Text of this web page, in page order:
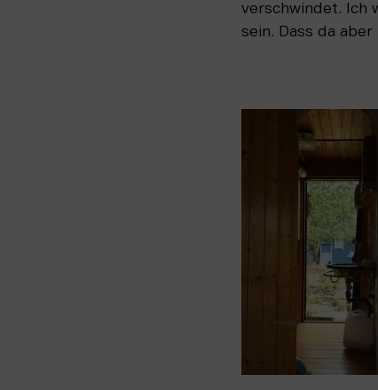
verschwindet. Ich
sein. Dass da